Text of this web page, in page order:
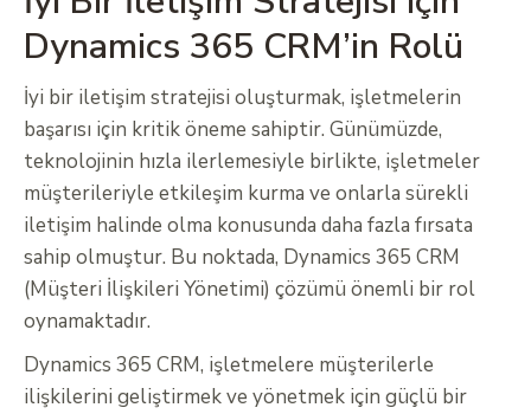
Dynamics 365 CRM’in Rolü
İyi bir iletişim stratejisi oluşturmak, işletmelerin
başarısı için kritik öneme sahiptir. Günümüzde,
teknolojinin hızla ilerlemesiyle birlikte, işletmeler
müşterileriyle etkileşim kurma ve onlarla sürekli
iletişim halinde olma konusunda daha fazla fırsata
sahip olmuştur. Bu noktada, Dynamics 365 CRM
(Müşteri İlişkileri Yönetimi) çözümü önemli bir rol
oynamaktadır.
Dynamics 365 CRM, işletmelere müşterilerle
ilişkilerini geliştirmek ve yönetmek için güçlü bir